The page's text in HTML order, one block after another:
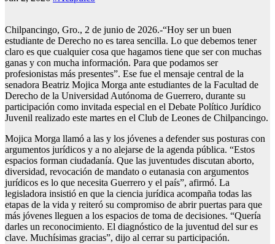
Chilpancingo, Gro., 2 de junio de 2026.-“Hoy ser un buen
estudiante de Derecho no es tarea sencilla. Lo que debemos tener
claro es que cualquier cosa que hagamos tiene que ser con muchas
ganas y con mucha información. Para que podamos ser
profesionistas más presentes”. Ese fue el mensaje central de la
senadora Beatriz Mojica Morga ante estudiantes de la Facultad de
Derecho de la Universidad Autónoma de Guerrero, durante su
participación como invitada especial en el Debate Político Jurídico
Juvenil realizado este martes en el Club de Leones de Chilpancingo.
Mojica Morga llamó a las y los jóvenes a defender sus posturas con
argumentos jurídicos y a no alejarse de la agenda pública. “Estos
espacios forman ciudadanía. Que las juventudes discutan aborto,
diversidad, revocación de mandato o eutanasia con argumentos
jurídicos es lo que necesita Guerrero y el país”, afirmó. La
legisladora insistió en que la ciencia jurídica acompaña todas las
etapas de la vida y reiteró su compromiso de abrir puertas para que
más jóvenes lleguen a los espacios de toma de decisiones. “Quería
darles un reconocimiento. El diagnóstico de la juventud del sur es
clave. Muchísimas gracias”, dijo al cerrar su participación.